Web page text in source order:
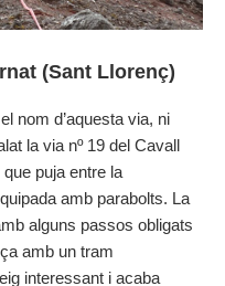
(Sant Llorenç)
nom d’aquesta via, ni
la via nº 19 del Cavall
puja entre la
amb parabolts. La
alguns passos obligats
amb un tram
interessant i acaba